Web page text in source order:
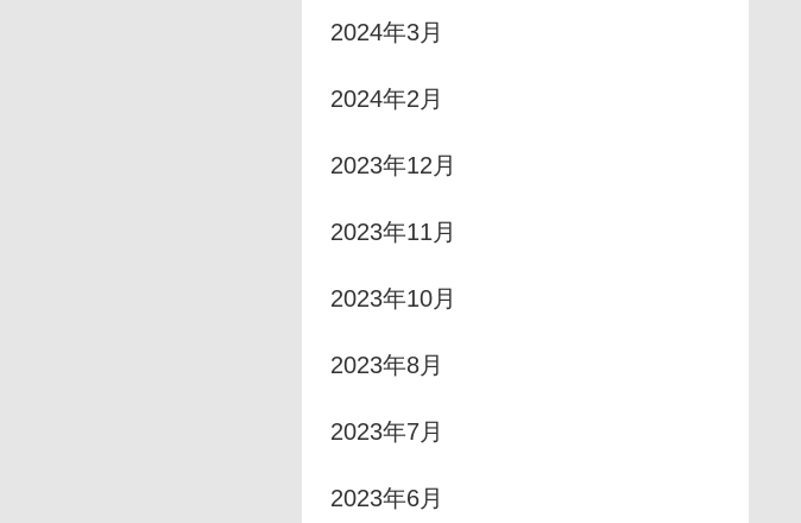
2024年3月
2024年2月
2023年12月
2023年11月
2023年10月
2023年8月
2023年7月
2023年6月